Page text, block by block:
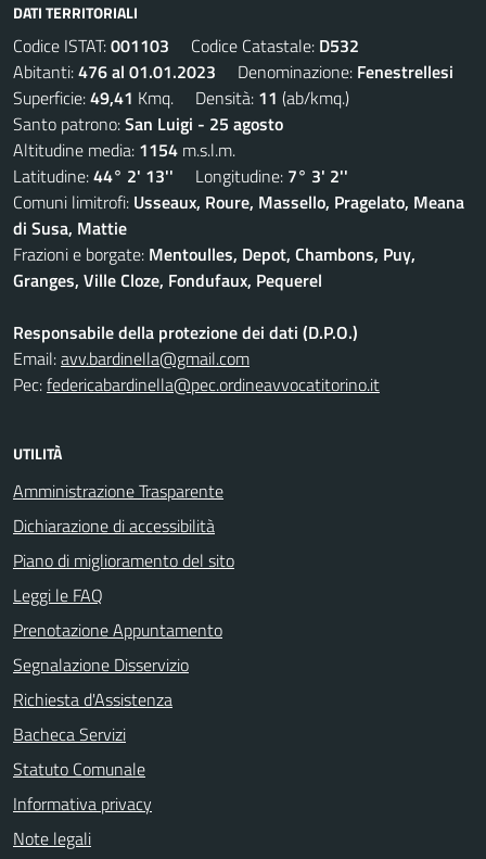
DATI TERRITORIALI
Codice ISTAT:001103 Codice Catastale: D532
Abitanti:476 al 01.01.2023 Denominazione: Fenestrellesi
Superficie:49,41 Kmq. Densità: 11 (ab/kmq.)
Santo patrono:San Luigi - 25 agosto
Altitudine media: 1154 m.s.l.m.
Latitudine:44° 2' 13'' Longitudine: 7° 3' 2''
Comuni limitrofi: Usseaux, Roure, Massello, Pragelato, Meana
di Susa, Mattie
Frazioni e borgate: Mentoulles, Depot, Chambons, Puy,
Granges, Ville Cloze, Fondufaux, Pequerel
Responsabile della protezione dei dati (D.P.O.)
Email:avv.bardinella@gmail.com
Pec:federicabardinella@pec.ordineavvocatitorino.it
UTILITÀ
Amministrazione Trasparente
Dichiarazione di accessibilità
Piano di miglioramento del sito
Leggi le FAQ
Prenotazione Appuntamento
Segnalazione Disservizio
Richiesta d'Assistenza
Bacheca Servizi
Statuto Comunale
Informativa privacy
Note legali